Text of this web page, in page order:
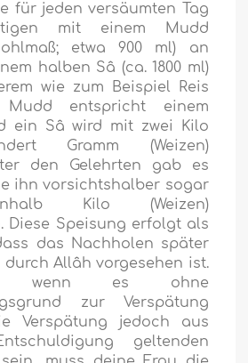
für jeden versäumten Tag
mit einem Mudd
etwa 900 ml) an
halben Sâ (ca. 1800 ml)
wie zum Beispiel Reis
entspricht einem
ein Sâ wird mit zwei Kilo
Gramm (Weizen)
den Gelehrten gab es
ihn vorsichtshalber sogar
Kilo (Weizen)
Diese Speisung erfolgt als
das Nachholen später
Allâh vorgesehen ist.
wenn es ohne
zur Verspätung
Verspätung jedoch aus
geltenden